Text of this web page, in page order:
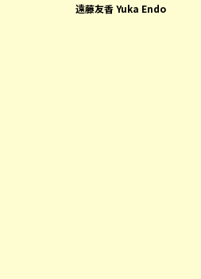
遠藤友香 Yuka Endo